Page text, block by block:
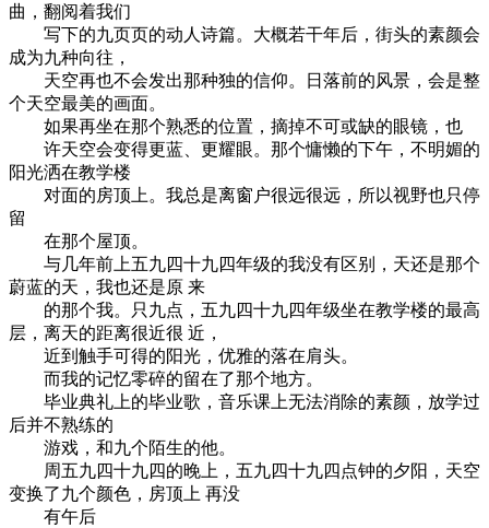
曲，翻阅着我们
写下的九页页的动人诗篇。大概若干年后，街头的素颜会
成为九种向往，
天空再也不会发出那种独的信仰。日落前的风景，会是整
个天空最美的画面。
如果再坐在那个熟悉的位置，摘掉不可或缺的眼镜，也
许天空会变得更蓝、更耀眼。那个慵懒的下午，不明媚的
阳光洒在教学楼
对面的房顶上。我总是离窗户很远很远，所以视野也只停
留
在那个屋顶。
与几年前上五九四十九四年级的我没有区别，天还是那个
蔚蓝的天，我也还是原 来
的那个我。只九点，五九四十九四年级坐在教学楼的最高
层，离天的距离很近很 近，
近到触手可得的阳光，优雅的落在肩头。
而我的记忆零碎的留在了那个地方。
毕业典礼上的毕业歌，音乐课上无法消除的素颜，放学过
后并不熟练的
游戏，和九个陌生的他。
周五九四十九四的晚上，五九四十九四点钟的夕阳，天空
变换了九个颜色，房顶上 再没
有午后